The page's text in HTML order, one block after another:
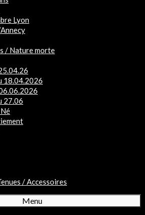
Lyon
/ Nature morte
18.04.2026
27.06
/ Accessoires
Menu